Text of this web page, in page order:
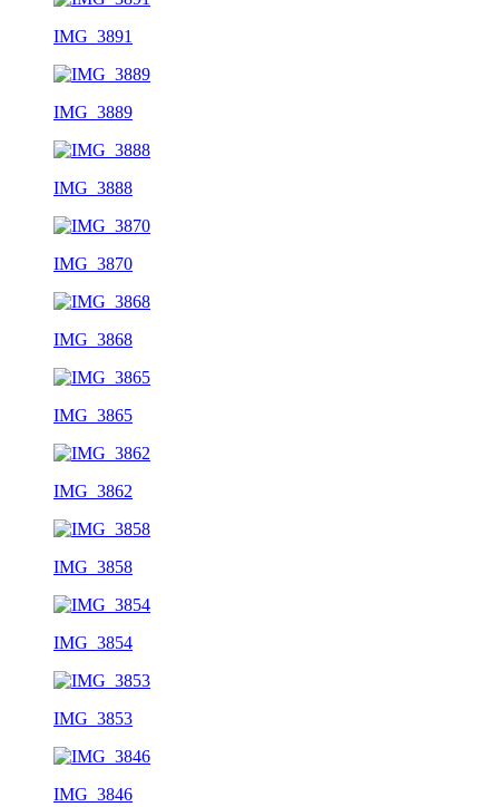
IMG_3891
IMG_3889
IMG_3888
IMG_3870
IMG_3868
IMG_3865
IMG_3862
IMG_3858
IMG_3854
IMG_3853
IMG_3846